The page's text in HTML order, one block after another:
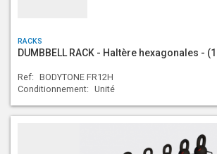
RACKS
DUMBBELL RACK - Haltère hexagonales -
Ref: BODYTONE FR12H
Conditionnement: Unité